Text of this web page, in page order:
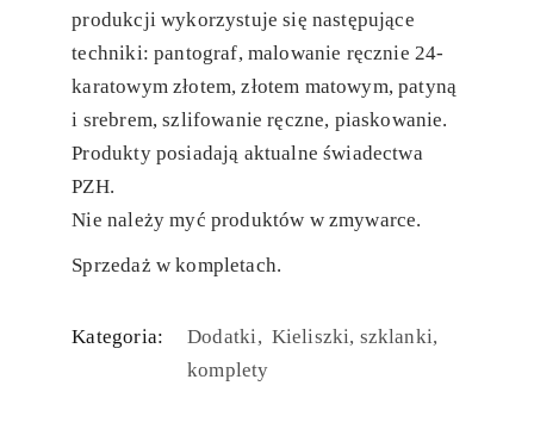
produkcji wykorzystuje się następujące
techniki: pantograf, malowanie ręcznie 24-
karatowym złotem, złotem matowym, patyną
i srebrem, szlifowanie ręczne, piaskowanie.
Produkty posiadają aktualne świadectwa
PZH.
Nie należy myć produktów w zmywarce.
Sprzedaż w kompletach.
Kategoria: Dodatki Kieliszki, szklanki,
komplety